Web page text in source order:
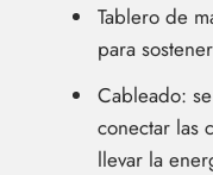
Tablero de
para
Cableado:
conectar las
llevar la